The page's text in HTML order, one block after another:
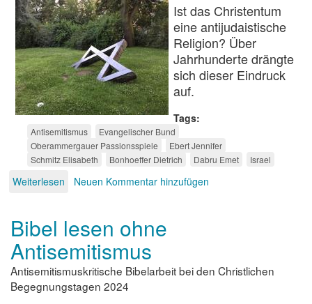
Ist das Christentum
eine antijudaistische
Religion? Über
Jahrhunderte drängte
sich dieser Eindruck
auf.
Tags
Antisemitismus
Evangelischer Bund
Oberammergauer Passionsspiele
Ebert Jennifer
Schmitz Elisabeth
Bonhoeffer Dietrich Dabru Emet Israel
Weiterlesen über
Tradition?
Neuen Kommentar hinzufügen
Bibel lesen ohne
Antisemitismus
Antisemitismuskritische Bibelarbeit bei den Christlichen
Begegnungstagen 2024